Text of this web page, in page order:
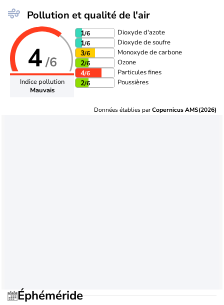
Pollution et qualité de l'air
4/6
Indice pollution
Mauvais
1/6 Dioxyde d'azote
1/6 Dioxyde de soufre
3/6 Monoxyde de carbone
2/6 Ozone
4/6 Particules fines
2/6 Poussières
Données établies parCopernicus AMS(2026)
Éphéméride